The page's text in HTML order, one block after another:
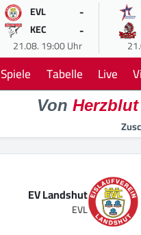
EVL -
KEC -
21.08. 19:00 Uhr
Spiele Tabelle Live
Von Herzblut
EV Landshut
EVL